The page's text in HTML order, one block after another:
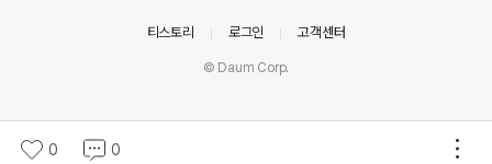
0 0
티스토리 로그인 고객센터
© Daum Corp.